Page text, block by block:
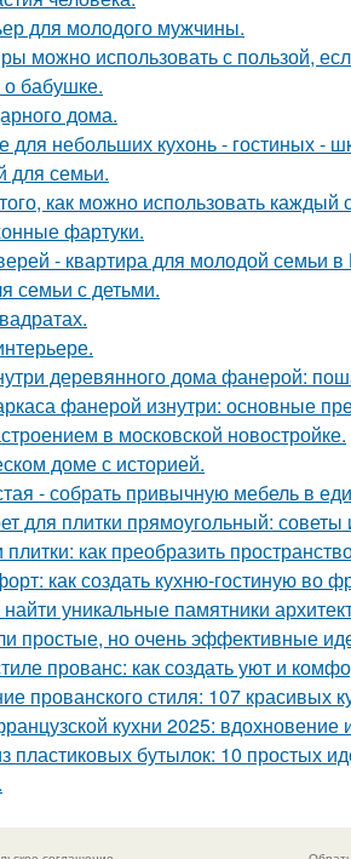
для молодого мужчины.
можно использовать с пользой,
бабушке.
дома.
для небольших кухонь - гостиных -
для семьи.
как можно использовать каждый
фартуки.
- квартира для молодой семьи в
семьи с детьми.
деревянного дома фанерой:
фанерой изнутри: основные
в московской новостройке.
доме с историей.
- собрать привычную мебель в
для плитки прямоугольный:
как преобразить
как создать кухню-гостиную во
уникальные памятники
простые, но очень эффективные
прованс: как создать уют и
прованского стиля: 107 красивых
кухни 2025: вдохновение
пластиковых бутылок: 10 простых